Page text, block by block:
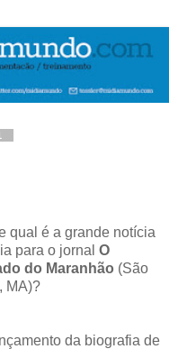
qual é a grande notícia
para o jornal O
do Maranhão (São
MA)?
da biografia de